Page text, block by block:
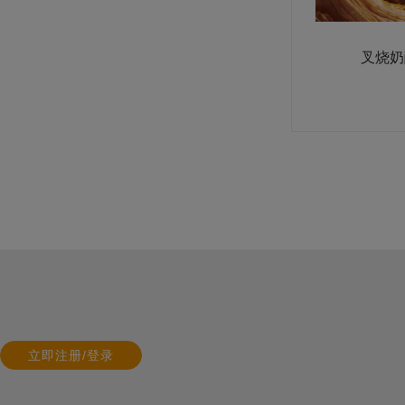
叉烧
立即注册/登录